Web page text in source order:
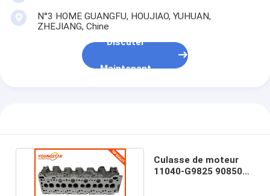
N°3 HOME GUANGFU, HOUJIAO, YUHUAN,
ZHEJIANG, Chine
Discuter
Maintenant
Culasse de moteur
11040-G9825 908501